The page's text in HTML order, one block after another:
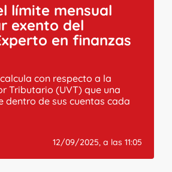
límite mensual
exento del
en finanzas
con respecto a la
Tributario (UVT) que una
dentro de sus cuentas cada
12/09/2025, a las 11:05